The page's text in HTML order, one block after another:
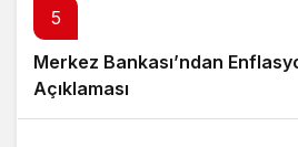
5
Merkez Bankası’ndan
Açıklaması